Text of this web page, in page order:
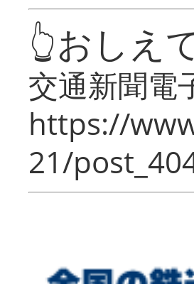
👆おし
交通新聞電
https://
21/